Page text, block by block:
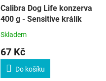
Calibra Dog Life konzerva
400 g - Sensitive králík
Skladem
67 Kč
Do košíku